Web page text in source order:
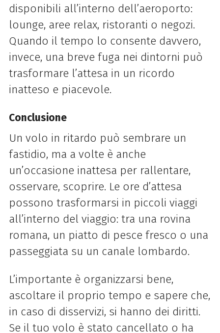
disponibili all’interno dell’aeroporto:
lounge, aree relax, ristoranti o negozi.
Quando il tempo lo consente davvero,
invece, una breve fuga nei dintorni può
trasformare l’attesa in un ricordo
inatteso e piacevole.
Conclusione
Un volo in ritardo può sembrare un
fastidio, ma a volte è anche
un’occasione inattesa per rallentare,
osservare, scoprire. Le ore d’attesa
possono trasformarsi in piccoli viaggi
all’interno del viaggio: tra una rovina
romana, un piatto di pesce fresco o una
passeggiata su un canale lombardo.
L’importante è organizzarsi bene,
ascoltare il proprio tempo e sapere che,
in caso di disservizi, si hanno dei diritti.
Se il tuo volo è stato cancellato o ha